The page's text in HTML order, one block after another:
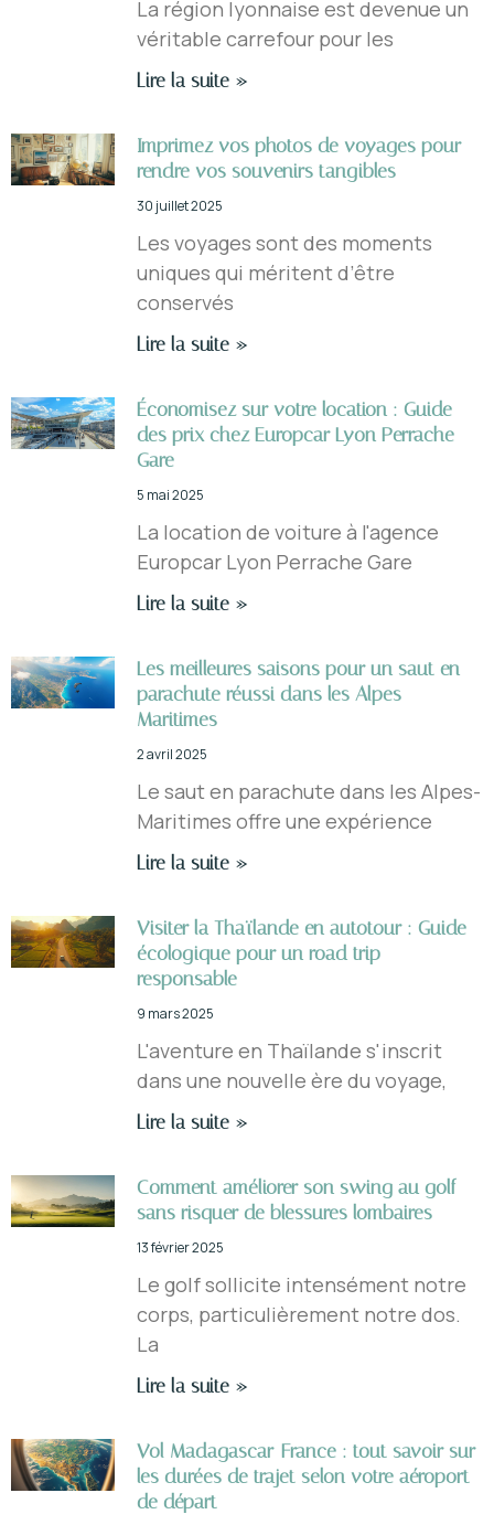
La région lyonnaise est devenue un
véritable carrefour pour les
Lire la suite »
Imprimez vos photos de voyages pour
rendre vos souvenirs tangibles
30 juillet 2025
Les voyages sont des moments
uniques qui méritent d’être
conservés
Lire la suite »
Économisez sur votre location : Guide
des prix chez Europcar Lyon Perrache
Gare
5 mai 2025
La location de voiture à l'agence
Europcar Lyon Perrache Gare
Lire la suite »
Les meilleures saisons pour un saut en
parachute réussi dans les Alpes-
Maritimes
2 avril 2025
Le saut en parachute dans les Alpes-
Maritimes offre une expérience
Lire la suite »
Visiter la Thaïlande en autotour : Guide
écologique pour un road trip
responsable
9 mars 2025
L'aventure en Thaïlande s'inscrit
dans une nouvelle ère du voyage,
Lire la suite »
Comment améliorer son swing au golf
sans risquer de blessures lombaires
13 février 2025
Le golf sollicite intensément notre
corps, particulièrement notre dos.
La
Lire la suite »
Vol Madagascar-France : tout savoir sur
les durées de trajet selon votre aéroport
de départ